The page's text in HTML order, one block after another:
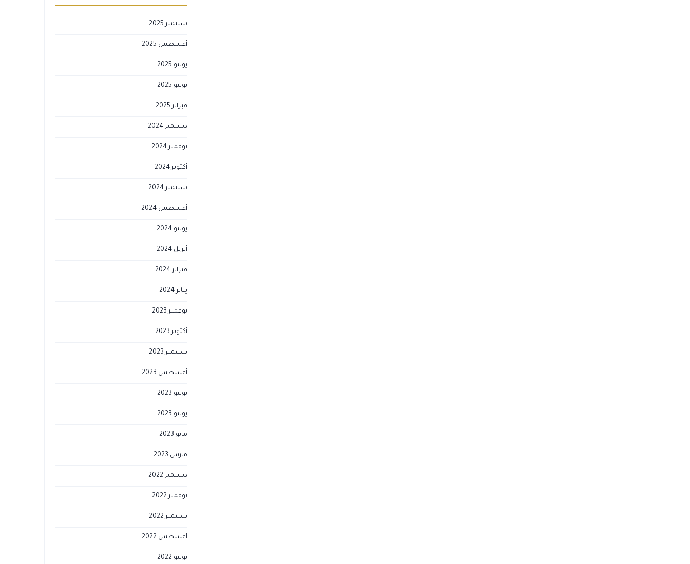
سبتمبر 2025
أغسطس 2025
يوليو 2025
يونيو 2025
فبراير 2025
ديسمبر 2024
نوفمبر 2024
أكتوبر 2024
سبتمبر 2024
أغسطس 2024
يونيو 2024
أبريل 2024
فبراير 2024
يناير 2024
نوفمبر 2023
أكتوبر 2023
سبتمبر 2023
أغسطس 2023
يوليو 2023
يونيو 2023
مايو 2023
مارس 2023
ديسمبر 2022
نوفمبر 2022
سبتمبر 2022
أغسطس 2022
يوليو 2022